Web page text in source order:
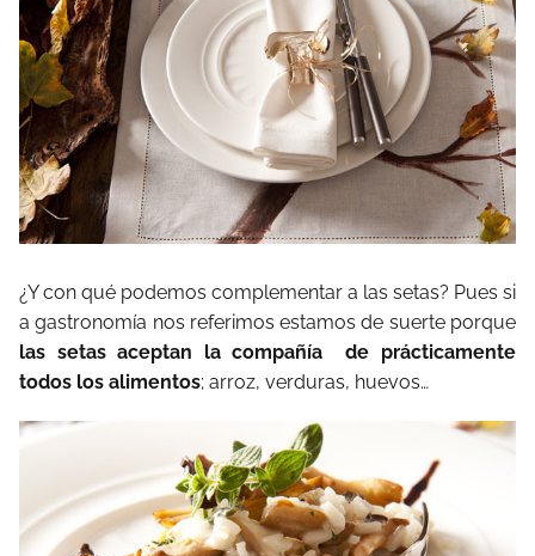
¿Y con qué podemos complementar a las setas? Pues si
a gastronomía nos referimos estamos de suerte porque
las setas aceptan la compañía de prácticamente
todos los alimentos; arroz, verduras, huevos…